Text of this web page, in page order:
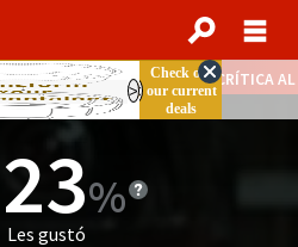
NOTICIAS DESTACADAS CRÍTICA
23
Les gustó